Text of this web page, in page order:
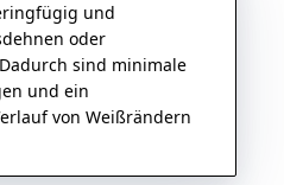
und
oder
sind minimale
und ein
von Weißrändern